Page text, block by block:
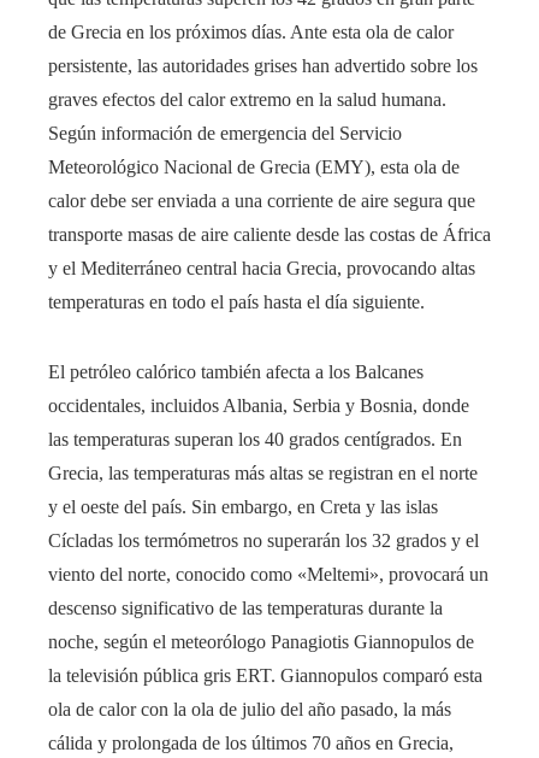
de Grecia en los próximos días. Ante esta ola de calor
persistente, las autoridades grises han advertido sobre los
graves efectos del calor extremo en la salud humana.
Según información de emergencia del Servicio
Meteorológico Nacional de Grecia (EMY), esta ola de
calor debe ser enviada a una corriente de aire segura que
transporte masas de aire caliente desde las costas de África
y el Mediterráneo central hacia Grecia, provocando altas
temperaturas en todo el país hasta el día siguiente.
El petróleo calórico también afecta a los Balcanes
occidentales, incluidos Albania, Serbia y Bosnia, donde
las temperaturas superan los 40 grados centígrados. En
Grecia, las temperaturas más altas se registran en el norte
y el oeste del país. Sin embargo, en Creta y las islas
Cícladas los termómetros no superarán los 32 grados y el
viento del norte, conocido como «Meltemi», provocará un
descenso significativo de las temperaturas durante la
noche, según el meteorólogo Panagiotis Giannopulos de
la televisión pública gris ERT. Giannopulos comparó esta
ola de calor con la ola de julio del año pasado, la más
cálida y prolongada de los últimos 70 años en Grecia,